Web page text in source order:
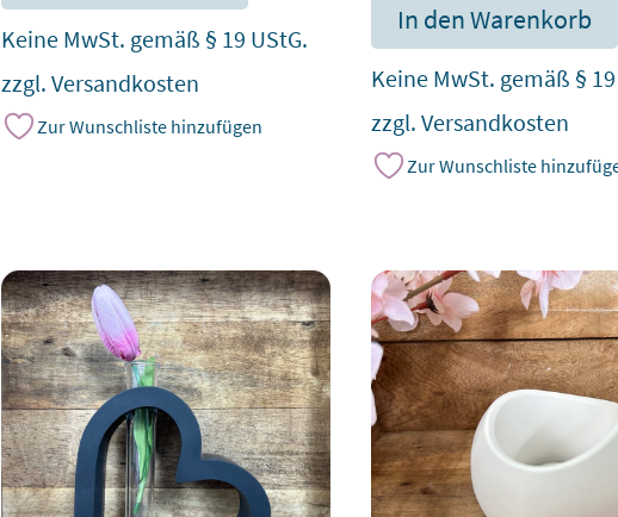
Keine MwSt. gemäß § 19 UStG.
zzgl. Versandkosten
Zur Wunschliste hinzufügen
In den Warenkorb
Keine MwSt. gemäß §
zzgl. Versandkosten
Zur Wunschliste